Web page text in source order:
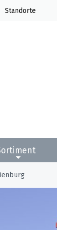
Standorte